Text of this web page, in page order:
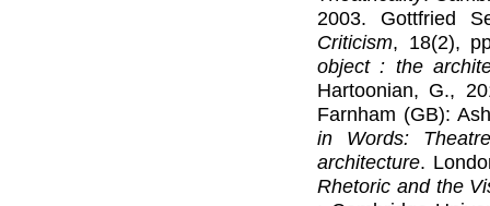
2003. Gottfried
Criticism, 18(2),
object : the
Hartoonian, G.,
Farnham (GB):
in Words:
architecture.
Rhetoric and the